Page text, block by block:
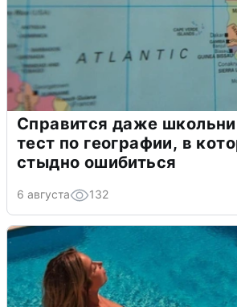
Справится даже
тест по географии, в
стыдно ошибиться
6 августа 132